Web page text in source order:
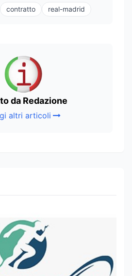
contratto real-madrid
da Redazione
altri articoli